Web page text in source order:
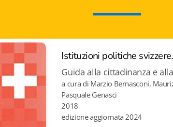
Istituzioni politiche svizzere.
Guida alla cittadinanza e
a cura di Marzio Bernasconi,
Pasquale Genasci
2018
edizione aggiornata 2024